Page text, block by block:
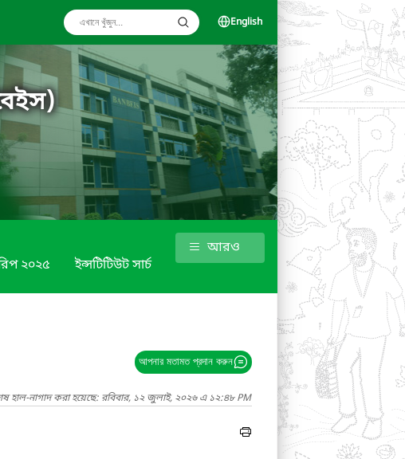
English
২০২৫ ইন্সটিটিউট সার্চ
আরও
আপনার মতামত প্রদান করুন
হাল-নাগাদ করা হয়েছে: রবিবার, ১২ জুলাই, ২০২৬ এ ১২:৪৮ PM